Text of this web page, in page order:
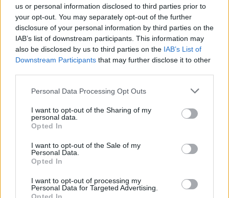
us or personal information disclosed to third parties prior to
your opt-out. You may separately opt-out of the further
disclosure of your personal information by third parties on the
IAB’s list of downstream participants. This information may
also be disclosed by us to third parties on the IAB’s List of
Downstream Participants that may further disclose it to other
Personal Data Processing Opt Outs
I want to opt-out of the Sharing of my
personal data.
Opted In
I want to opt-out of the Sale of my
Personal Data.
Opted In
I want to opt-out of processing my
Personal Data for Targeted Advertising.
Οι συζητήσεις κατέληξαν σε συμφωνία και
σήμερα είμαστε στην ευχάριστη θέση να
ανακοινώσουμε τη συνεργασία μας με τη
μεγαλύτερη ομάδα του Νομού μας που μας
εκπροσωπεί τα τελευταία χρόνια στο
επικεντρώθηκε σε μεγάλο βαθμό στο κομμάτι
της ανάδειξης νεαρών παικτών που ανήκουν
στον Παναιτωλικό και θα μπορούν να
αγωνιστούν με την ομάδα μας στο πρωτάθλημα
εμπειρίες σε αγωνιστικό επίπεδο.